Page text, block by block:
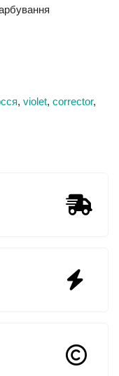
, violet, corrector,